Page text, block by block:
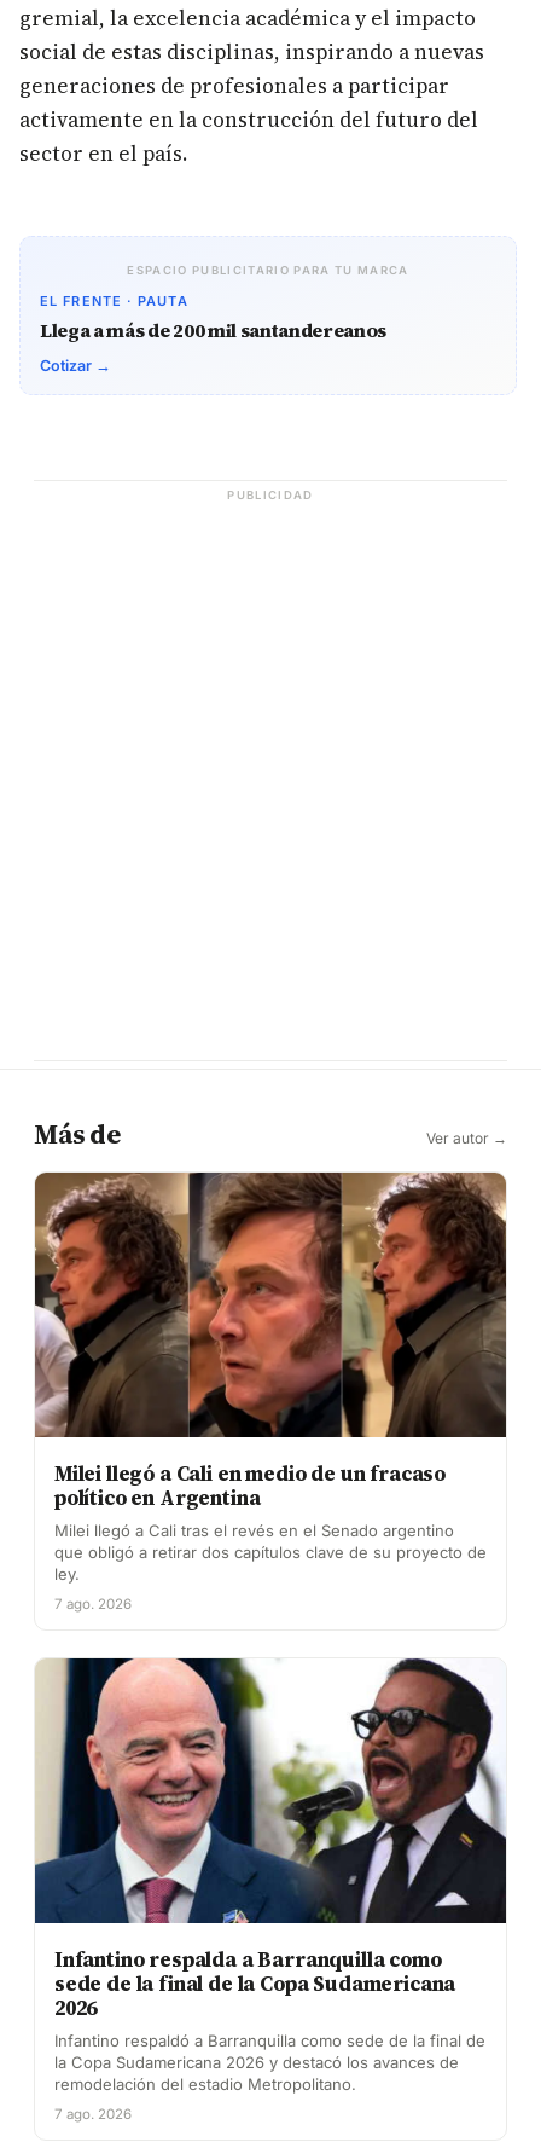
gremial, la excelencia académica y el impacto
social de estas disciplinas, inspirando a nuevas
generaciones de profesionales a participar
activamente en la construcción del futuro del
sector en el país.
ESPACIO PUBLICITARIO PARA TU MARCA
EL FRENTE · PAUTA
Llega a más de 200 mil santandereanos
Cotizar →
PUBLICIDAD
Más de Ver autor →
Milei llegó a Cali en medio de un fracaso
político en Argentina
Milei llegó a Cali tras el revés en el Senado argentino
que obligó a retirar dos capítulos clave de su proyecto de
ley.
7 ago. 2026
Infantino respalda a Barranquilla como
sede de la final de la Copa Sudamericana
2026
Infantino respaldó a Barranquilla como sede de la final de
la Copa Sudamericana 2026 y destacó los avances de
remodelación del estadio Metropolitano.
7 ago. 2026